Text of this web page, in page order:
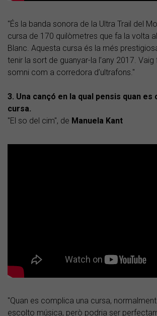
"És la banda sonora de la Ultra Trail del
cursa de 170 quilòmetres que fa la volta
Blanc. Aquesta cursa és la més
tenir la sort de guanyar-la l’any 2017.
somni com a corredora d’ultrafons."
3. Una cançó en la qual pensis quan es
cursa.
"El so del cim", de Manuela Kant
"Quan es complica una cursa,
escolto música, però podria ser